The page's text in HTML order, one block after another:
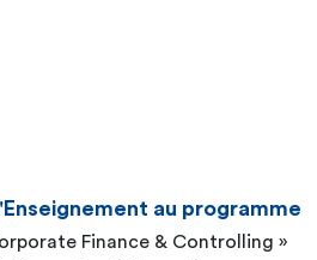
au programme
Finance & Controlling »